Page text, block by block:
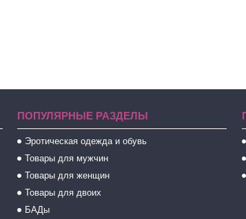
ПОПУЛЯРНЫЕ РАЗДЕЛЫ
Эротическая одежда и обувь
Товары для мужчин
Товары для женщин
Товары для двоих
БАДы